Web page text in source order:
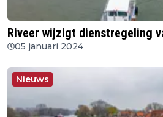
Riveer wijzigt dienstregeling
05 januari 2024
Nieuws